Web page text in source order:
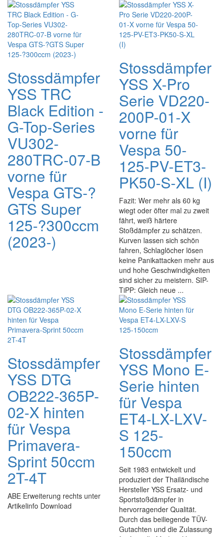
Stossdämpfer
YSS TRC
Black Edition -
G-Top-Series
VU302-
280TRC-07-B
vorne für
Vespa GTS-?
GTS Super
125-?300ccm
(2023-)
Stossdämpfer
YSS X-Pro
Serie VD220-
200P-01-X
vorne für
Vespa 50-
125-PV-ET3-
PK50-S-XL (I)
Fazit: Wer mehr als 60 kg
wiegt oder öfter mal zu zweit
fährt, weiß härtere
Stoßdämpfer zu schätzen.
Kurven lassen sich schön
fahren, Schlaglöcher lösen
keine Panikattacken mehr aus
und hohe Geschwindigkeiten
sind sicher zu meistern. SIP-
TiPP: Gleich neue ...
Stossdämpfer
YSS DTG
OB222-365P-
02-X hinten
für Vespa
Primavera-
Sprint 50ccm
2T-4T
ABE Erweiterung rechts unter
Artikelinfo Download
Stossdämpfer
YSS Mono E-
Serie hinten
für Vespa
ET4-LX-LXV-
S 125-
150ccm
Seit 1983 entwickelt und
produziert der Thailändische
Hersteller YSS Ersatz- und
Sportstoßdämpfer in
hervorragender Qualität.
Durch das beiliegende TÜV-
Gutachten und die Zulassung